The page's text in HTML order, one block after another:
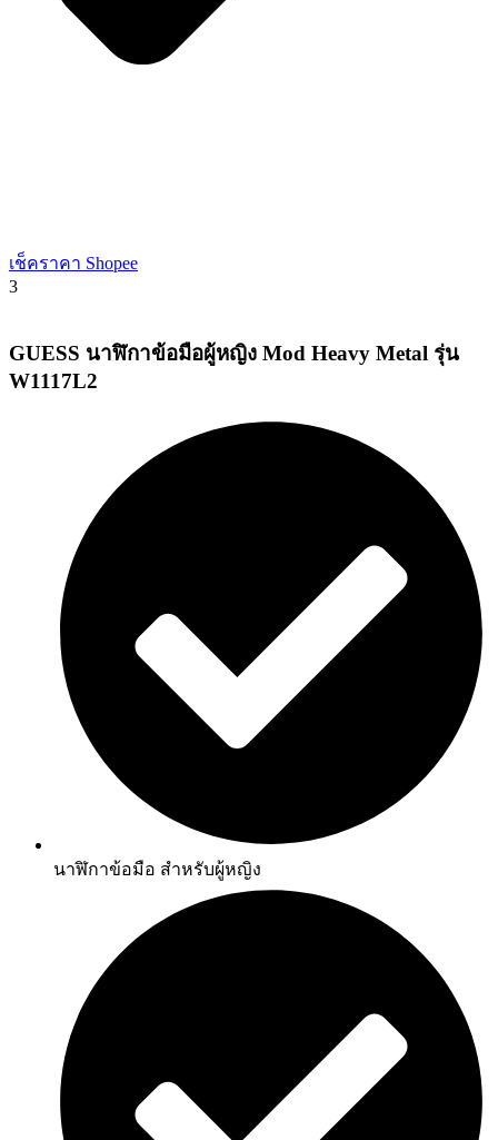
เช็คราคา Shopee
3
GUESS นาฬิกาข้อมือผู้หญิง Mod Heavy Metal รุ่น
W1117L2
นาฬิกาข้อมือ สำหรับผู้หญิง